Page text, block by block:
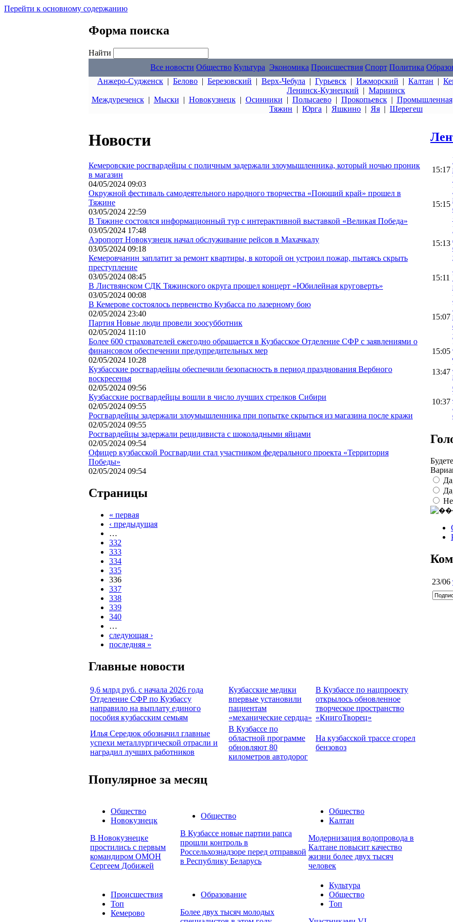
Перейти к основному содержанию
Форма поиска
Найти
Все новости Общество Культура Экономика Происшествия Спорт Политика
Анжеро-Судженск | Белово | Березовский | Верх-Чебула | Гурьевск | Ижморский | Калтан |
Ленинск-Кузнецкий | Мариинск
Междуреченск| Мыски | Новокузнецк| Осинники | Полысаево| Прокопьевск| Промышленная
Тяжин | Юрга | Яшкино | Яя | Шерегеш
Новости
Кемеровские росгвардейцы с поличным задержали злоумышленника, который ночью проник
в магазин
04/05/2024 09:03
Окружной фестиваль самодеятельного народного творчества «Поющий край» прошел в
Тяжине
03/05/2024 22:59
В Тяжине состоялся информационный тур с интерактивной выставкой «Великая Победа»
03/05/2024 17:48
Аэропорт Новокузнецк начал обслуживание рейсов в Махачкалу
03/05/2024 09:18
Кемеровчанин заплатит за ремонт квартиры, в которой он устроил пожар, пытаясь скрыть
преступление
03/05/2024 08:45
В Листвянском СДК Тяжинского округа прошел концерт «Юбилейная круговерть»
03/05/2024 00:08
В Кемерове состоялось первенство Кузбасса по лазерному бою
02/05/2024 23:40
Партия Новые люди провели зоосубботник
02/05/2024 11:10
Более 600 страхователей ежегодно обращается в Кузбасское Отделение СФР с заявлениями о
финансовом обеспечении предупредительных мер
02/05/2024 10:28
Кузбасские росгвардейцы обеспечили безопасность в период празднования Вербного
воскресенья
02/05/2024 09:56
Кузбасские росгвардейцы вошли в число лучших стрелков Сибири
02/05/2024 09:55
Росгвардейцы задержали злоумышленника при попытке скрыться из магазина после кражи
02/05/2024 09:55
Росгвардейцы задержали рецидивиста с шоколадными яйцами
02/05/2024 09:54
Офицер кузбасской Росгвардии стал участником федерального проекта «Территория
Победы»
02/05/2024 09:54
Страницы
« первая
‹ предыдущая
…
332
333
334
335
336
337
338
339
340
…
следующая ›
последняя »
Главные новости
9,6 млрд руб. с начала 2026 года
Отделение СФР по Кузбассу
направило на выплату единого
пособия кузбасским семьям
Кузбасские медики
впервые установили
пациентам
«механические сердца»
В Кузбассе по нацпроекту
открылось обновленное
творческое пространство
«КнигоТворец»
Илья Середюк обозначил главные
успехи металлургической отрасли и
наградил лучших работников
В Кузбассе по
областной программе
обновляют 80
километров автодорог
На кузбасской трассе сгорел
бензовоз
Популярное за месяц
Общество
Новокузнецк
В Новокузнецке
простились с первым
командиром ОМОН
Сергеем Добижей
Общество
В Кузбассе новые партии рапса
прошли контроль в
Россельхознадзоре перед отправкой
в Республику Беларусь
Общество
Калтан
Модернизация водопровода в
Калтане повысит качество
жизни более двух тысяч
человек
Происшествия
Топ
Кемерово
Образование
Более двух тысяч молодых
Культура
Общество
Топ
15:17
15:15
15:13
15:11
15:07
15:05
13:47
10:37
23/06